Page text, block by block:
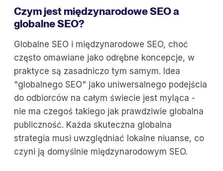
Czym jest międzynarodowe SEO a
globalne SEO?
Globalne SEO i międzynarodowe SEO, choć
często omawiane jako odrębne koncepcje, w
praktyce są zasadniczo tym samym. Idea
"globalnego SEO" jako uniwersalnego podejścia
do odbiorców na całym świecie jest myląca -
nie ma czegoś takiego jak prawdziwie globalna
publiczność. Każda skuteczna globalna
strategia musi uwzględniać lokalne niuanse, co
czyni ją domyślnie międzynarodowym SEO.